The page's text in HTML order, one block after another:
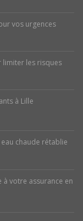
vos urgences
limiter les risques
à Lille
chaude rétablie
votre assurance en